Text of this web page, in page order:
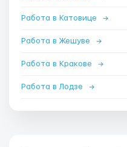
Работа в Катовице →
Работа в Жешуве →
Работа в Кракове →
Работа в Лодзе →